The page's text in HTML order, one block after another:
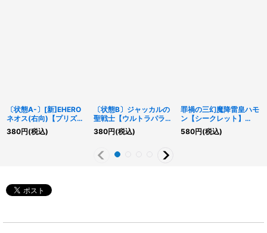
〔状態A-〕[新]EHERO
ネオス(右向)【プリズマ
ティックシークレット】
{PAC1-JP005}《モンス
380円(税込)
〔状態B〕ジャッカルの
聖戦士【ウルトラパラレ
ル】{301-017}《モンス
ター》
380円(税込)
罪禍の三幻魔降雷皇ハモ
ン【シークレット】
{CORI-JP006}《モンス
ター》
580円(税込)